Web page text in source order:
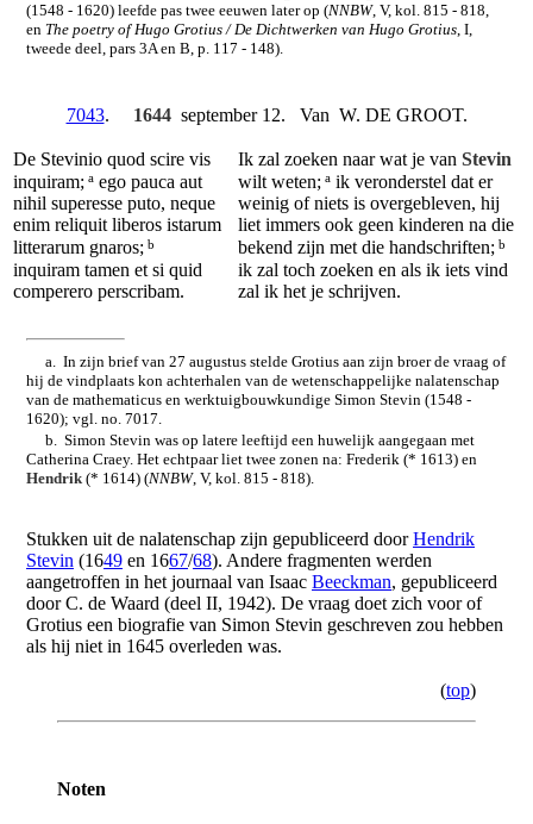
(1548 - 1620) leefde pas twee eeuwen later op (NNBW, V, kol. 815 - 818,
en The poetry of Hugo Grotius / De Dichtwerken van Hugo Grotius, I,
tweede deel, pars 3A en B, p. 117 - 148).
7043. 1644september 12. Van W. DE GROOT.
De Stevinio quod scire vis
inquiram; a ego pauca aut
nihil superesse puto, neque
enim reliquit liberos istarum
litterarum gnaros; b
inquiram tamen et si quid
comperero perscribam.
Ik zal zoeken naar wat je van Stevin
wilt weten; a ik veronderstel dat er
weinig of niets is overgebleven, hij
liet immers ook geen kinderen na die
bekend zijn met die handschriften; b
ik zal toch zoeken en als ik iets vind
zal ik het je schrijven.
a. In zijn brief van 27 augustus stelde Grotius aan zijn broer de vraag of
hij de vindplaats kon achterhalen van de wetenschappelijke nalatenschap
van de mathematicus en werktuigbouwkundige Simon Stevin (1548 -
1620); vgl. no. 7017.
b. Simon Stevin was op latere leeftijd een huwelijk aangegaan met
Catherina Craey. Het echtpaar liet twee zonen na: Frederik (* 1613) en
Hendrik (* 1614) (NNBW, V, kol. 815 - 818).
Stukken uit de nalatenschap zijn gepubliceerd doorHendrik
Stevin (1649 en 1667/68). Andere fragmenten werden
aangetroffen in het journaal van Isaac Beeckman, gepubliceerd
door C. de Waard (deel II, 1942). De vraag doet zich voor of
Grotius een biografie van Simon Stevin geschreven zou hebben
als hij niet in 1645 overleden was.
(top)
Noten